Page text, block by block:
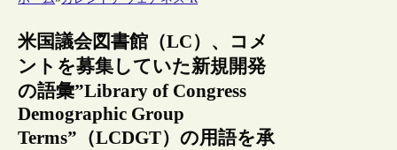
米国議会図書館（LC）、コメ
ントを募集していた新規開発
の語彙”Library of Congress
Demographic Group
Terms”（LCDGT）の用語を承